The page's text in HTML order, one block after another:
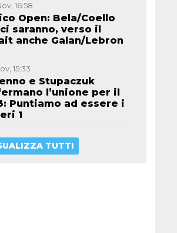
16:58
Open: Bela/Coello
saranno, verso il
anche Galan/Lebron
15:33
e Stupaczuk
l’unione per il
Puntiamo ad essere i
1
TUTTI